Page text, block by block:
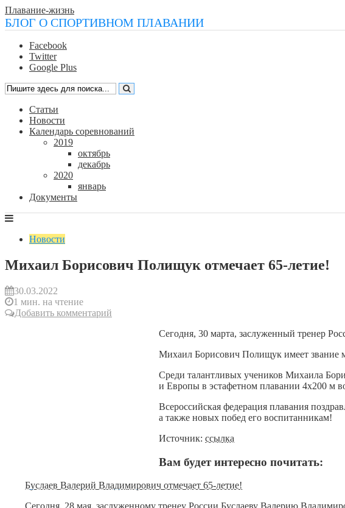
Плавание-жизнь
БЛОГ О СПОРТИВНОМ ПЛАВАНИИ
Facebook
Twitter
Google Plus
Статьи
Новости
Календарь соревнований
2019
октябрь
декабрь
2020
январь
Документы
Новости
Михаил Борисович Полищук отмечает 65-летие!
30.03.2022
1 мин. на чтение
Добавить комментарий
Сегодня, 30 марта, заслуженный тренер
Михаил Борисович Полищук имеет звание
Среди талантливых учеников Михаила
и Европы в эстафетном плавании 4х200 м
Всероссийская федерация плавания
а также новых побед его воспитанникам!
Источник:ссылка
Вам будет интересно почитать:
Буслаев Валерий Владимирович отмечает 65-летие!